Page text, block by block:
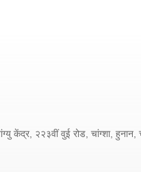
केंद्र, २२३वीं वुई रोड, चांग्शा, हुनान,